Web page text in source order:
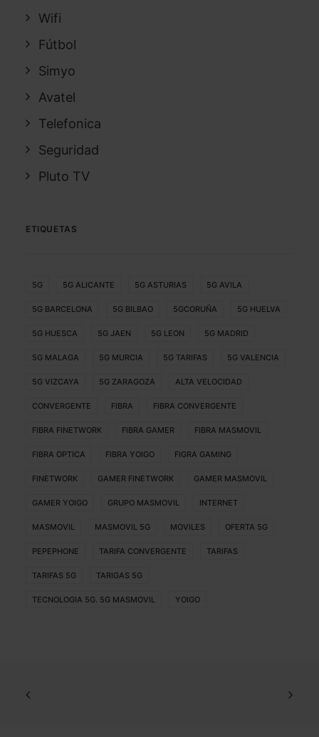
Wifi
Fútbol
Simyo
Avatel
Telefonica
Seguridad
Pluto TV
ETIQUETAS
5G 5G ALICANTE 5G ASTURIAS 5G AVILA
5G BARCELONA 5G BILBAO 5GCORUÑA 5G HUELVA
5G HUESCA 5G JAEN 5G LEON 5G MADRID
5G MALAGA 5G MURCIA 5G TARIFAS 5G VALENCIA
5G VIZCAYA 5G ZARAGOZA ALTA VELOCIDAD
CONVERGENTE FIBRA FIBRA CONVERGENTE
FIBRA FINETWORK FIBRA GAMER FIBRA MASMOVIL
FIBRA OPTICA FIBRA YOIGO FIGRA GAMING
FINETWORK GAMER FINETWORK GAMER MASMOVIL
GAMER YOIGO GRUPO MASMOVIL INTERNET
MASMOVIL MASMOVIL 5G MOVILES OFERTA 5G
PEPEPHONE TARIFA CONVERGENTE TARIFAS
TARIFAS 5G TARIGAS 5G
TECNOLOGIA 5G. 5G MASMOVIL YOIGO